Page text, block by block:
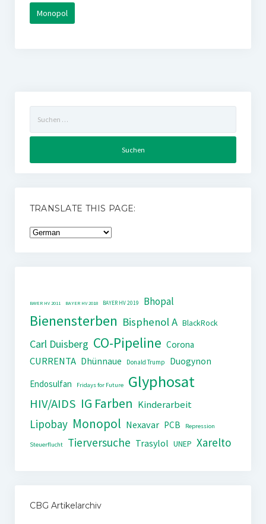
Monopol
nach:
TRANSLATE THIS PAGE:
BAYER HV 2011 BAYER HV 2018 BAYER HV 2019 Bhopal
Bienensterben Bisphenol A BlackRock
Carl Duisberg CO-Pipeline Corona
CURRENTA Dhünnaue Donald Trump
Duogynon
Endosulfan
Fridays for Future Glyphosat
HIV/AIDS IG Farben Kinderarbeit
Lipobay Monopol Nexavar PCB Repression
Steuerflucht Tierversuche Trasylol UNEP Xarelto
CBG Artikelarchiv